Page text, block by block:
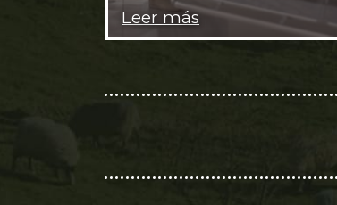
Leer más